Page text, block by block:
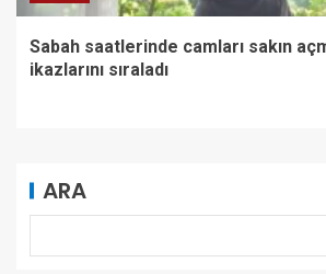
Sabah saatlerinde camları sakın
ikazlarını sıraladı
ARA